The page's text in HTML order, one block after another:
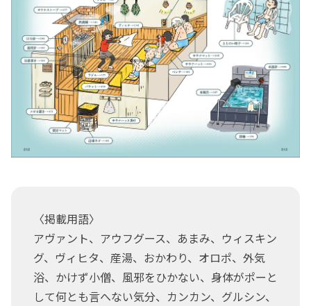
〈掲載用語〉
アヴァント、アウフグース、あまみ、ウィスキン
グ、ヴィヒタ、産湯、おかわり、オロポ、外気
浴、かけず小僧、風邪をひかない、身体がポーと
して何とも言へない気分、カンカン、グルシン、